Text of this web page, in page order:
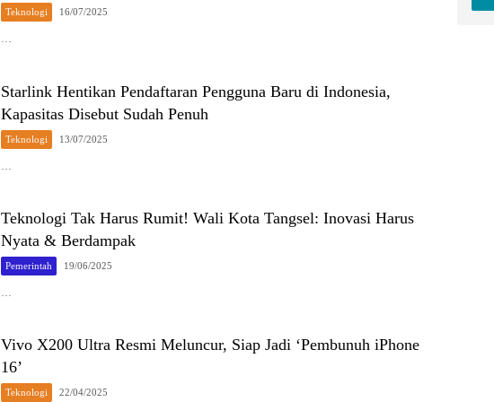
Teknologi 16/07/2025
…
Starlink Hentikan Pendaftaran Pengguna Baru di Indonesia,
Kapasitas Disebut Sudah Penuh
Teknologi 13/07/2025
Teknologi Tak Harus Rumit! Wali Kota Tangsel: Inovasi Harus
Nyata & Berdampak
Pemerintah 19/06/2025
…
Vivo X200 Ultra Resmi Meluncur, Siap Jadi ‘Pembunuh iPhone
16’
Teknologi 22/04/2025